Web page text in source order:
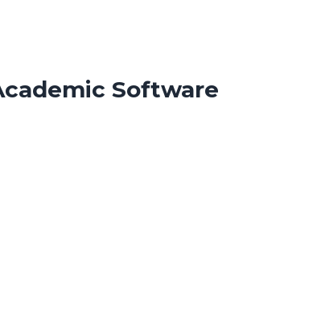
Software